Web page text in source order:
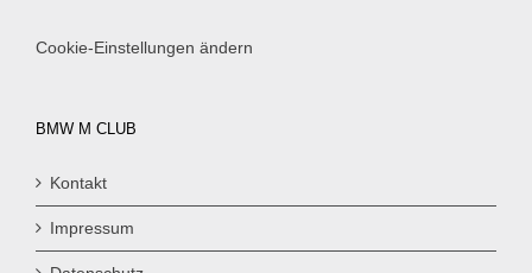
Cookie-Einstellungen ändern
BMW M CLUB
Kontakt
Impressum